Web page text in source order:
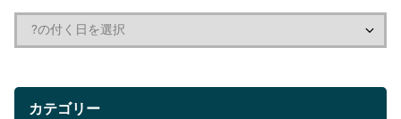
カテゴリー